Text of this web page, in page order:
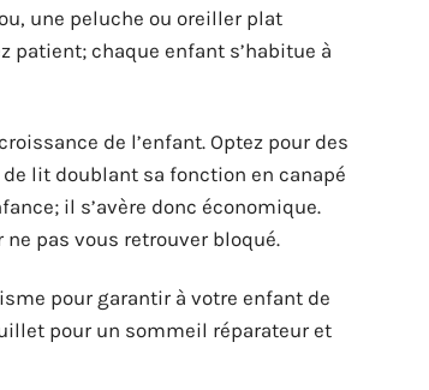
une peluche ou oreiller plat
patient; chaque enfant s’habitue à
de l’enfant. Optez pour des
lit doublant sa fonction en canapé
il s’avère donc économique.
pas vous retrouver bloqué.
pour garantir à votre enfant de
pour un sommeil réparateur et